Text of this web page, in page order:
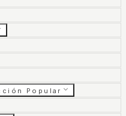
Popular